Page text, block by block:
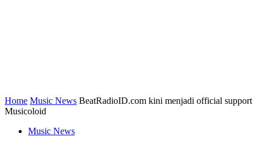
Home Music News BeatRadioID.com kini menjadi official support
Musicoloid
Music News